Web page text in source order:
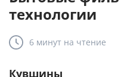
технологии
6 минут на чтение
Кувшины